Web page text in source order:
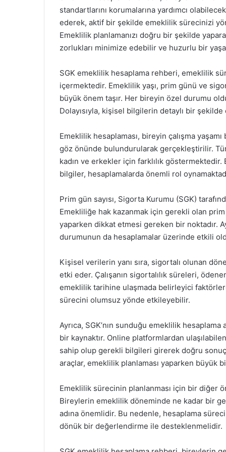
standartlarını korumalarına yardımcı
ederek, aktif bir şekilde emeklilik sürecinizi
Emeklilik planlamanızı doğru bir şekilde
zorlukları minimize edebilir ve huzurlu bir
SGK emeklilik hesaplama rehberi, emeklilik
içermektedir. Emeklilik yaşı, prim günü ve
büyük önem taşır. Her bireyin özel durumu
Dolayısıyla, kişisel bilgilerin detaylı bir
Emeklilik hesaplaması, bireyin çalışma
göz önünde bulundurularak gerçekleştirilir.
kadın ve erkekler için farklılık
bilgiler, hesaplamalarda önemli rol
Prim gün sayısı, Sigorta Kurumu (SGK)
Emekliliğe hak kazanmak için gerekli olan
yaparken dikkat etmesi gereken bir noktadır.
durumunun da hesaplamalar üzerinde etkili
Kişisel verilerin yanı sıra, sigortalı olunan
etki eder. Çalışanın sigortalılık süreleri,
emeklilik tarihine ulaşmada belirleyici
sürecini olumsuz yönde etkileyebilir.
Ayrıca, SGK’nın sunduğu emeklilik
bir kaynaktır. Online platformlardan
sahip olup gerekli bilgileri girerek doğru
araçlar, emeklilik planlaması yaparken büyük
Emeklilik sürecinin planlanması için bir diğer
Bireylerin emeklilik döneminde ne kadar bir
adına önemlidir. Bu nedenle, hesaplama
dönük bir değerlendirme ile desteklenmelidir.